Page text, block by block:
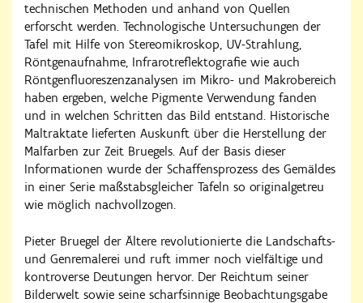
technischen Methoden und anhand von Quellen
erforscht werden. Technologische Untersuchungen der
Tafel mit Hilfe von Stereomikroskop, UV-Strahlung,
Röntgenaufnahme, Infrarotreflektografie wie auch
Röntgenfluoreszenzanalysen im Mikro- und Makrobereich
haben ergeben, welche Pigmente Verwendung fanden
und in welchen Schritten das Bild entstand. Historische
Maltraktate lieferten Auskunft über die Herstellung der
Malfarben zur Zeit Bruegels. Auf der Basis dieser
Informationen wurde der Schaffensprozess des Gemäldes
in einer Serie maßstabsgleicher Tafeln so originalgetreu
wie möglich nachvollzogen.
Pieter Bruegel der Ältere revolutionierte die Landschafts-
und Genremalerei und ruft immer noch vielfältige und
kontroverse Deutungen hervor. Der Reichtum seiner
Bilderwelt sowie seine scharfsinnige Beobachtungsgabe